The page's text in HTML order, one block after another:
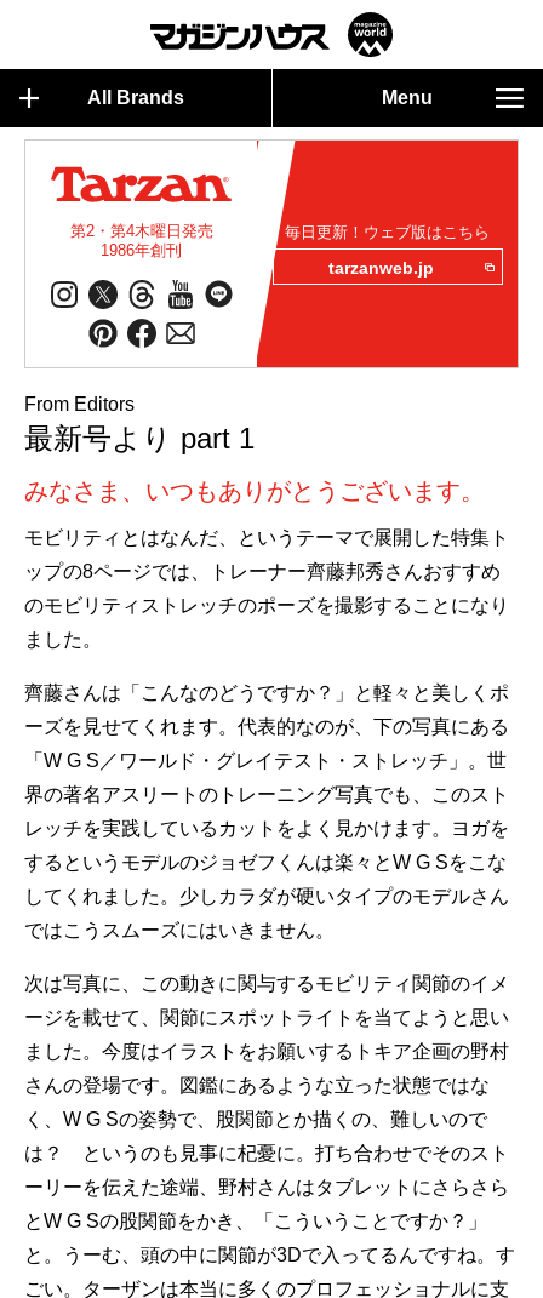
All Brands Menu
第2・第4木曜日発売
1986年創刊
毎日更新！ウェブ版はこちら
tarzanweb.jp
From Editors
最新号より part 1
みなさま、いつもありがとうございます。
モビリティとはなんだ、というテーマで展開した特集ト
ップの8ページでは、トレーナー齊藤邦秀さんおすすめ
のモビリティストレッチのポーズを撮影することになり
ました。
齊藤さんは「こんなのどうですか？」と軽々と美しくポ
ーズを見せてくれます。代表的なのが、下の写真にある
「W G S／ワールド・グレイテスト・ストレッチ」。世
界の著名アスリートのトレーニング写真でも、このスト
レッチを実践しているカットをよく見かけます。ヨガを
するというモデルのジョゼフくんは楽々とW G Sをこな
してくれました。少しカラダが硬いタイプのモデルさん
ではこうスムーズにはいきません。
次は写真に、この動きに関与するモビリティ関節のイメ
ージを載せて、関節にスポットライトを当てようと思い
ました。今度はイラストをお願いするトキア企画の野村
さんの登場です。図鑑にあるような立った状態ではな
く、W G Sの姿勢で、股関節とか描くの、難しいので
は？ というのも見事に杞憂に。打ち合わせでそのスト
ーリーを伝えた途端、野村さんはタブレットにさらさら
とW G Sの股関節をかき、「こういうことですか？」
と。うーむ、頭の中に関節が3Dで入ってるんですね。す
ごい。ターザンは本当に多くのプロフェッショナルに支